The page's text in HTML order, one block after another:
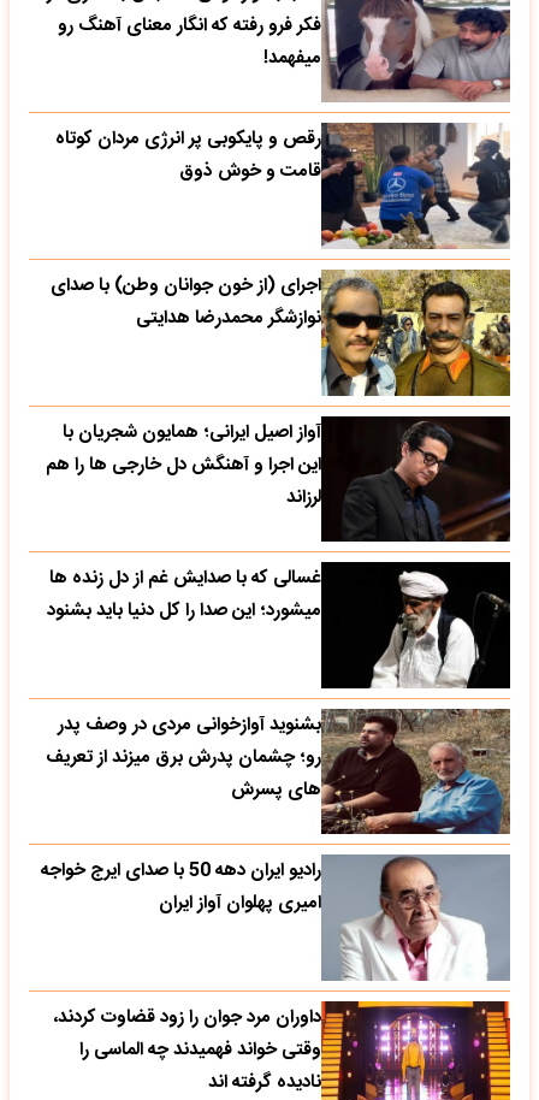
فکر فرو رفته که انگار معنای آهنگ رو
میفهمد!
رقص و پایکوبی پر انرژی مردان کوتاه
قامت و خوش ذوق
اجرای (از خون جوانان وطن) با صدای
نوازشگر محمدرضا هدایتی
آواز اصیل ایرانی؛ همایون شجریان با
این اجرا و آهنگش دل خارجی ها را هم
لرزاند
غسالی که با صدایش غم از دل زنده ها
میشورد؛ این صدا را کل دنیا باید بشنود
بشنوید آوازخوانی مردی در وصف پدر
رو؛ چشمان پدرش برق میزند از تعریف
های پسرش
رادیو ایران دهه 50 با صدای ایرج خواجه
امیری پهلوان آواز ایران
داوران مرد جوان را زود قضاوت کردند،
وقتی خواند فهمیدند چه الماسی را
نادیده گرفته اند